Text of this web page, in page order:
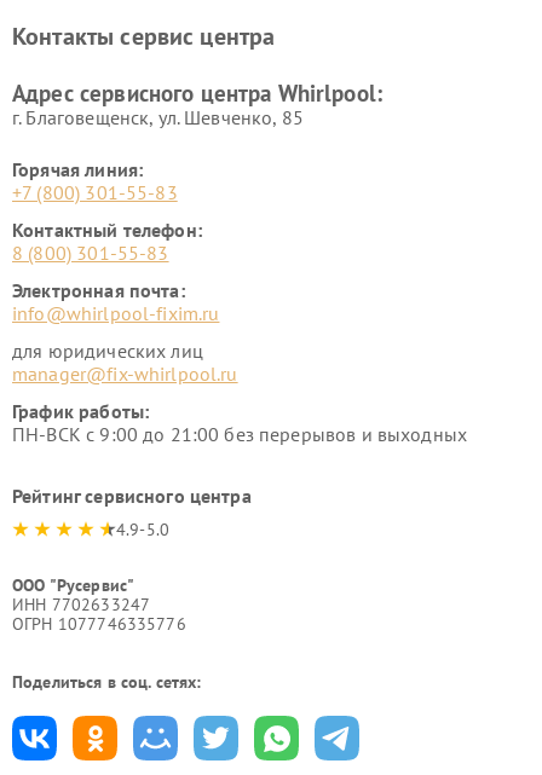
Контакты сервис центра
Адрес сервисного центра Whirlpool:
г. Благовещенск, ул. Шевченко, 85
Горячая линия:
+7 (800) 301-55-83
Контактный телефон:
8 (800) 301-55-83
Электронная почта:
info@whirlpool-fixim.ru
для юридических лиц
manager@fix-whirlpool.ru
График работы:
ПН-ВСК с 9:00 до 21:00 без перерывов и выходных
Рейтинг сервисного центра
4.9-5.0
ООО "Русервис"
ИНН 7702633247
ОГРН 1077746335776
Поделиться в соц. сетях: